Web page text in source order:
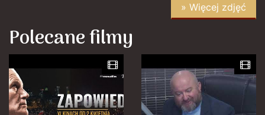
» Więcej zdjęć
Polecane filmy